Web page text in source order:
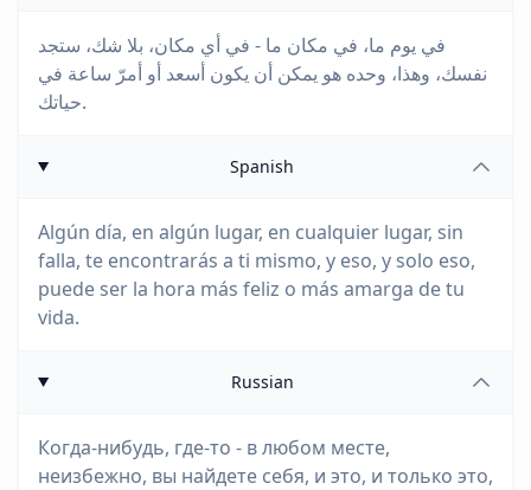
في يوم ما، في مكان ما - في أي مكان، بلا شك، ستجد
نفسك، وهذا، وحده هو يمكن أن يكون أسعد أو أمرّ ساعة في
حياتك.
Spanish
Algún día, en algún lugar, en cualquier lugar, sin
falla, te encontrarás a ti mismo, y eso, y solo eso,
puede ser la hora más feliz o más amarga de tu
vida.
Russian
Когда-нибудь, где-то - в любом месте,
неизбежно, вы найдете себя, и это, и только это,